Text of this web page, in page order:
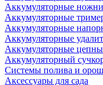
Аккумуляторные
Аккумуляторные
Аккумуляторные
Аккумуляторные
Аккумуляторные
Аккумуляторный
Системы полива и
Аксессуары для сада